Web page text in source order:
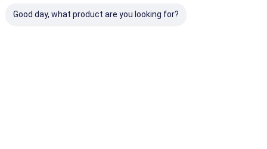
Good day, what product are you looking for?